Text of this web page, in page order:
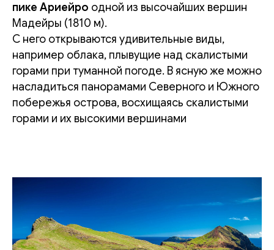
пике Ариейро одной из высочайших вершин
Мадейры (1810 м).
С него открываются удивительные виды,
например облака, плывущие над скалистыми
горами при туманной погоде. В ясную же можно
насладиться панорамами Северного и Южного
побережья острова, восхищаясь скалистыми
горами и их высокими вершинами